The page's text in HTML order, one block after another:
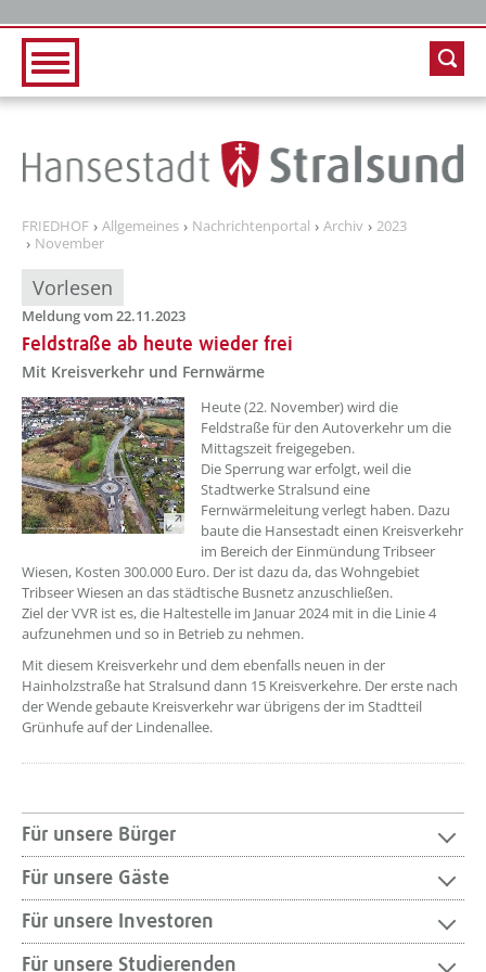
FRIEDHOF Allgemeines Nachrichtenportal Archiv
2023
November
Vorlesen
Meldung vom 22.11.2023
Feldstraße ab heute wieder frei
Mit Kreisverkehr und Fernwärme
??? absaetzeOben[1]/titel ???
Heute (22. November) wird die
Feldstraße für den Autoverkehr um die
Mittagszeit freigegeben.
Die Sperrung war erfolgt, weil die
Stadtwerke Stralsund eine
Fernwärmeleitung verlegt haben. Dazu
baute die Hansestadt einen Kreisverkehr
im Bereich der Einmündung Tribseer
Wiesen, Kosten 300.000 Euro. Der ist dazu da, das Wohngebiet
Tribseer Wiesen an das städtische Busnetz anzuschließen.
Ziel der VVR ist es, die Haltestelle im Januar 2024 mit in die Linie 4
aufzunehmen und so in Betrieb zu nehmen.
Mit diesem Kreisverkehr und dem ebenfalls neuen in der
Hainholzstraße hat Stralsund dann 15 Kreisverkehre. Der erste nach
der Wende gebaute Kreisverkehr war übrigens der im Stadtteil
Grünhufe auf der Lindenallee.
Für unsere Bürger
Für unsere Gäste
Für unsere Investoren
Für unsere Studierenden